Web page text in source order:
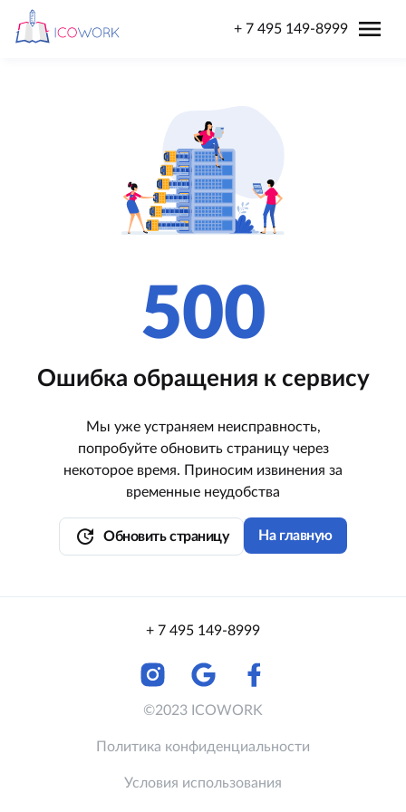
+ 7 495 149-8999 menu
500
Ошибка обращения к сервису
Мы уже устраняем неисправность,
попробуйте обновить страницу через
некоторое время. Приносим извинения за
временные неудобства
update Обновить страницу На главную
+ 7 495 149-8999
©2023 ICOWORK
Политика конфиденциальности
Условия использования